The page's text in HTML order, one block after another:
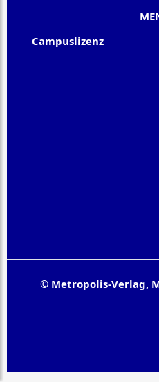
Campuslizenz
© Metropolis-Verlag,